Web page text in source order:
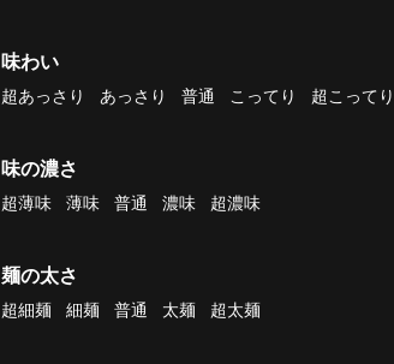
味わい
超あっさり あっさり 普通 こってり 超こってり
味の濃さ
超薄味 薄味 普通 濃味 超濃味
麺の太さ
超細麺 細麺 普通 太麺 超太麺